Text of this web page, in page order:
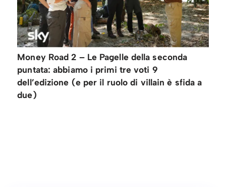
Money Road 2 – Le Pagelle della seconda
puntata: abbiamo i primi tre voti 9
dell’edizione (e per il ruolo di villain è sfida a
due)